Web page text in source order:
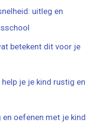
uitleg en
betekent dit voor je
je je kind rustig en
oefenen met je kind